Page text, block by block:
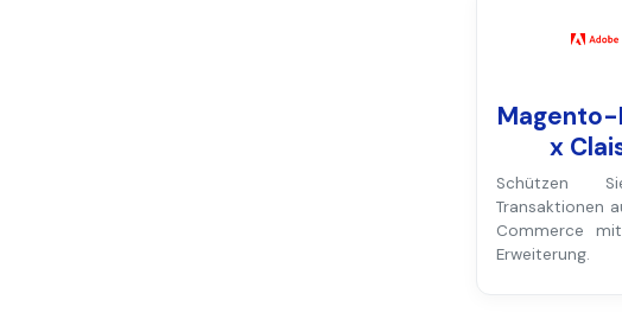
Magento-
x
Schützen
Transaktionen
Commerce
Erweiterung.